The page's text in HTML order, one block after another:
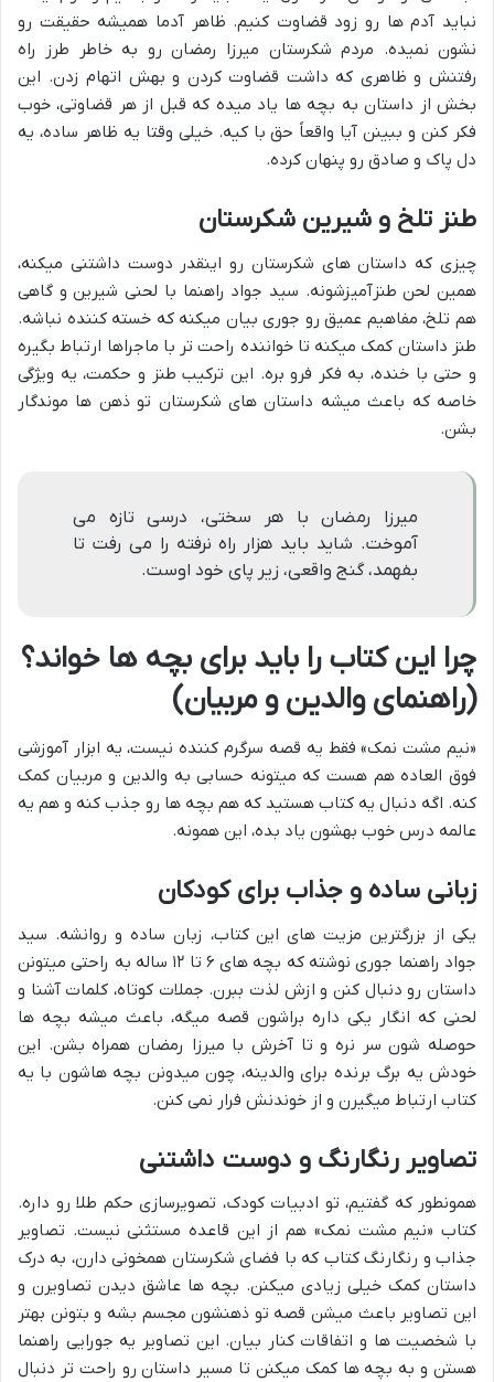
نباید آدم ها رو زود قضاوت کنیم. ظاهر آدما همیشه حقیقت رو
نشون نمیده. مردم شکرستان میرزا رمضان رو به خاطر طرز راه
رفتنش و ظاهری که داشت قضاوت کردن و بهش اتهام زدن. این
بخش از داستان به بچه ها یاد میده که قبل از هر قضاوتی، خوب
فکر کنن و ببینن آیا واقعاً حق با کیه. خیلی وقتا یه ظاهر ساده، یه
دل پاک و صادق رو پنهان کرده.
طنز تلخ و شیرین شکرستان
چیزی که داستان های شکرستان رو اینقدر دوست داشتنی میکنه،
همین لحن طنزآمیزشونه. سید جواد راهنما با لحنی شیرین و گاهی
هم تلخ، مفاهیم عمیق رو جوری بیان میکنه که خسته کننده نباشه.
طنز داستان کمک میکنه تا خواننده راحت تر با ماجراها ارتباط بگیره
و حتی با خنده، به فکر فرو بره. این ترکیب طنز و حکمت، یه ویژگی
خاصه که باعث میشه داستان های شکرستان تو ذهن ها موندگار
بشن.
میرزا رمضان با هر سختی، درسی تازه می
آموخت. شاید باید هزار راه نرفته را می رفت تا
بفهمد، گنج واقعی، زیر پای خود اوست.
چرا این کتاب را باید برای بچه ها خواند؟
(راهنمای والدین و مربیان)
«نیم مشت نمک» فقط یه قصه سرگرم کننده نیست، یه ابزار آموزشی
فوق العاده هم هست که میتونه حسابی به والدین و مربیان کمک
کنه. اگه دنبال یه کتاب هستید که هم بچه ها رو جذب کنه و هم یه
عالمه درس خوب بهشون یاد بده، این همونه.
زبانی ساده و جذاب برای کودکان
یکی از بزرگترین مزیت های این کتاب، زبان ساده و روانشه. سید
جواد راهنما جوری نوشته که بچه های ۶ تا ۱۲ ساله به راحتی میتونن
داستان رو دنبال کنن و ازش لذت ببرن. جملات کوتاه، کلمات آشنا و
لحنی که انگار یکی داره براشون قصه میگه، باعث میشه بچه ها
حوصله شون سر نره و تا آخرش با میرزا رمضان همراه بشن. این
خودش یه برگ برنده برای والدینه، چون میدونن بچه هاشون با یه
کتاب ارتباط میگیرن و از خوندنش فرار نمی کنن.
تصاویر رنگارنگ و دوست داشتنی
همونطور که گفتیم، تو ادبیات کودک، تصویرسازی حکم طلا رو داره.
کتاب «نیم مشت نمک» هم از این قاعده مستثنی نیست. تصاویر
جذاب و رنگارنگ کتاب که با فضای شکرستان همخونی دارن، به درک
داستان کمک خیلی زیادی میکنن. بچه ها عاشق دیدن تصاویرن و
این تصاویر باعث میشن قصه تو ذهنشون مجسم بشه و بتونن بهتر
با شخصیت ها و اتفاقات کنار بیان. این تصاویر یه جورایی راهنما
هستن و به بچه ها کمک میکنن تا مسیر داستان رو راحت تر دنبال